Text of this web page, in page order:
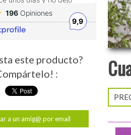
este producto?
:
a un amig@ por email